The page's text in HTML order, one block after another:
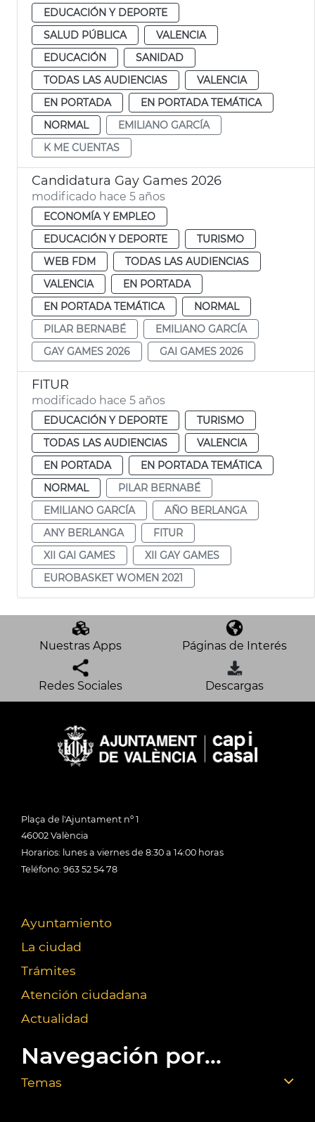
EDUCACIÓN Y DEPORTE
SALUD PÚBLICA
VALENCIA
EDUCACIÓN
SANIDAD
TODAS LAS AUDIENCIAS
VALENCIA
EN PORTADA
EN PORTADA TEMÁTICA
NORMAL
EMILIANO GARCÍA
K ME CUENTAS
Candidatura Gay Games 2026
modificado hace 5 años
ECONOMÍA Y EMPLEO
EDUCACIÓN Y DEPORTE
TURISMO
WEB FDM
TODAS LAS AUDIENCIAS
VALENCIA
EN PORTADA
EN PORTADA TEMÁTICA
NORMAL
PILAR BERNABÉ
EMILIANO GARCÍA
GAY GAMES 2026
GAI GAMES 2026
FITUR
modificado hace 5 años
EDUCACIÓN Y DEPORTE
TURISMO
TODAS LAS AUDIENCIAS
VALENCIA
EN PORTADA
EN PORTADA TEMÁTICA
NORMAL
PILAR BERNABÉ
EMILIANO GARCÍA
AÑO BERLANGA
ANY BERLANGA
FITUR
XII GAI GAMES
XII GAY GAMES
EUROBASKET WOMEN 2021
Nuestras Apps Páginas de Interés
Redes Sociales Descargas
Plaça de l'Ajuntament nº 1
46002 València
Horarios: lunes a viernes de 8:30 a 14:00 horas
Teléfono: 963 52 54 78
Ayuntamiento
La ciudad
Trámites
Atención ciudadana
Actualidad
Navegación por...
Temas